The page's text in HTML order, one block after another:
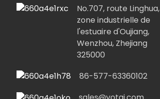
No.707, route Linghua,
zone industrielle de
l'estuaire d'Oujiang,
Wenzhou, Zhejiang
325000
86-577-63360102